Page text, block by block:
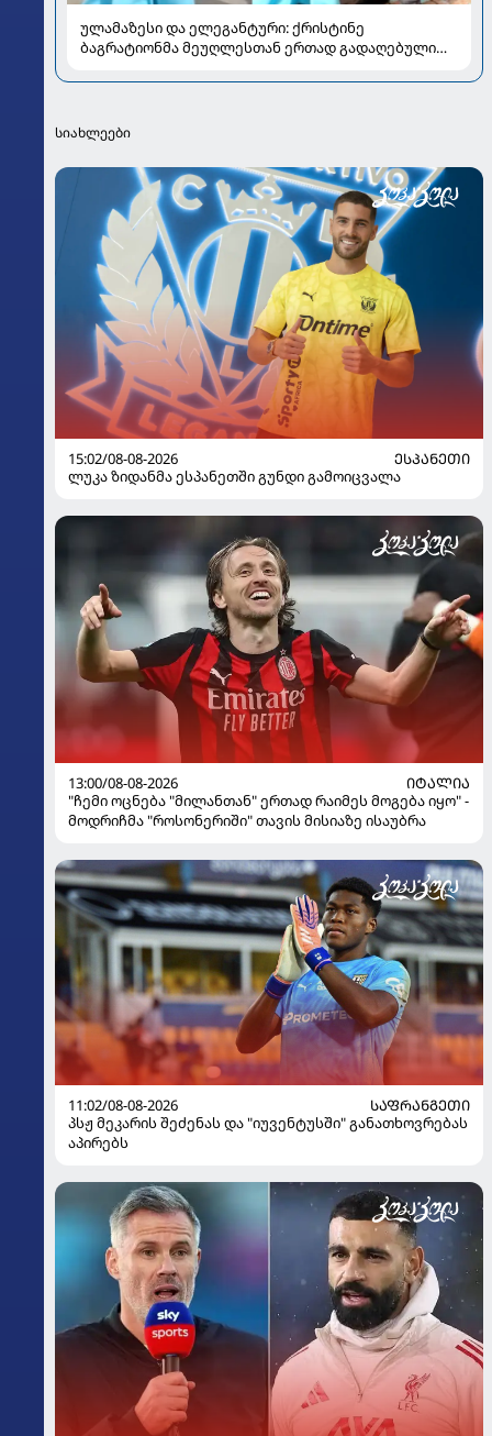
ულამაზესი და ელეგანტური: ქრისტინე
ბაგრატიონმა მეუღლესთან ერთად გადაღებული
სიახლეები
15:02/08-08-2026
ᲔᲡᲞᲐᲜᲔᲗᲘ
ლუკა ზიდანმა ესპანეთში გუნდი გამოიცვალა
13:00/08-08-2026
ᲘᲢᲐᲚᲘᲐ
"ჩემი ოცნება "მილანთან" ერთად რაიმეს მოგება იყო" -
მოდრიჩმა "როსონერიში" თავის მისიაზე ისაუბრა
11:02/08-08-2026
ᲡᲐᲤᲠᲐᲜᲒᲔᲗᲘ
პსჟ მეკარის შეძენას და "იუვენტუსში" განათხოვრებას
აპირებს